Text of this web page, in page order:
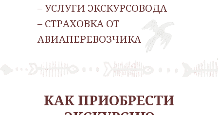
– УСЛУГИ ЭКСКУРСОВОДА
– СТРАХОВКА ОТ
АВИАПЕРЕВОЗЧИКА
КА К ПРИОБРЕСТИ